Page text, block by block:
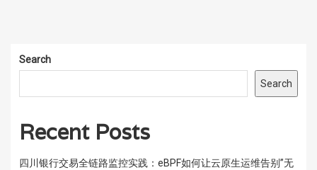
Search
Search
Recent Posts
四川银行交易全链路监控实践：eBPF如何让云原生运维告别”无